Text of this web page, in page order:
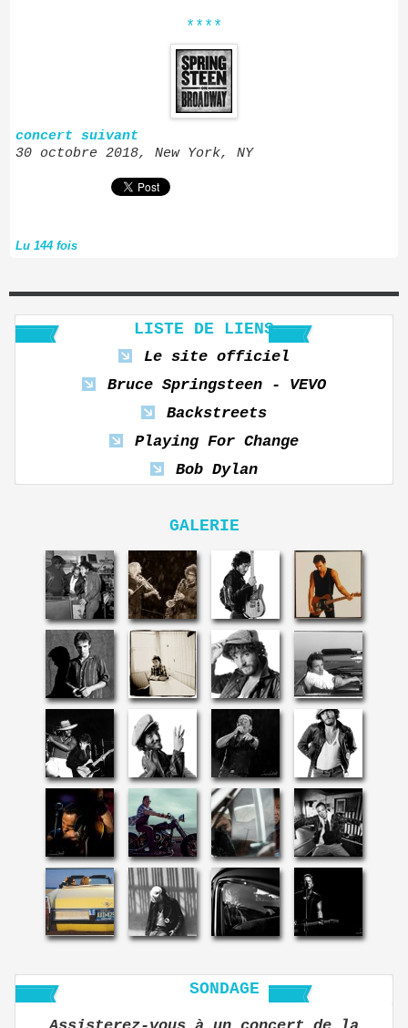
****
concert suivant
30 octobre 2018, New York, NY
Lu 144 fois
LISTE DE LIENS
Le site officiel
Bruce Springsteen - VEVO
Backstreets
Playing For Change
Bob Dylan
GALERIE
SONDAGE